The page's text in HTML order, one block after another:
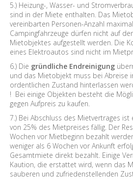
5.) Heizung-, Wasser- und
sind in der Miete enthalten. Das
vereinbarten Personen-Anzahl
Campingfahrzeuge dürfen nicht auf
Mietobjektes aufgestellt werden. Die
eines Elektroautos sind nicht im
6.) Die gründliche Endreinigung
und das Mietobjekt muss bei Abreise
ordentlichen Zustand hinterlassen
! Bei einige Objekten besteht die
gegen Aufpreis zu kaufen.
7.) Bei Abschluss des Mietvertrages ist
von 25% des Mietpreises fällig. Der
Wochen vor Mietbeginn bezahlt
weniger als 6 Wochen vor Ankunft
Gesamtmiete direkt bezahlt. Einige
Kaution, die erstattet wird, wenn das
sauberen und zufriedenstellenden